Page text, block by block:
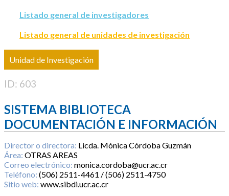
Listado general de investigadores
Listado general de unidades de investigación
Unidad de Investigación
ID: 603
SISTEMA BIBLIOTECA
DOCUMENTACIÓN E INFORMACIÓN
Director o directora: Licda. Mónica Córdoba Guzmán
Área: OTRAS AREAS
Correo electrónico: monica.cordoba@ucr.ac.cr
Teléfono: (506) 2511-4461 / (506) 2511-4750
Sitio web: www.sibdi.ucr.ac.cr